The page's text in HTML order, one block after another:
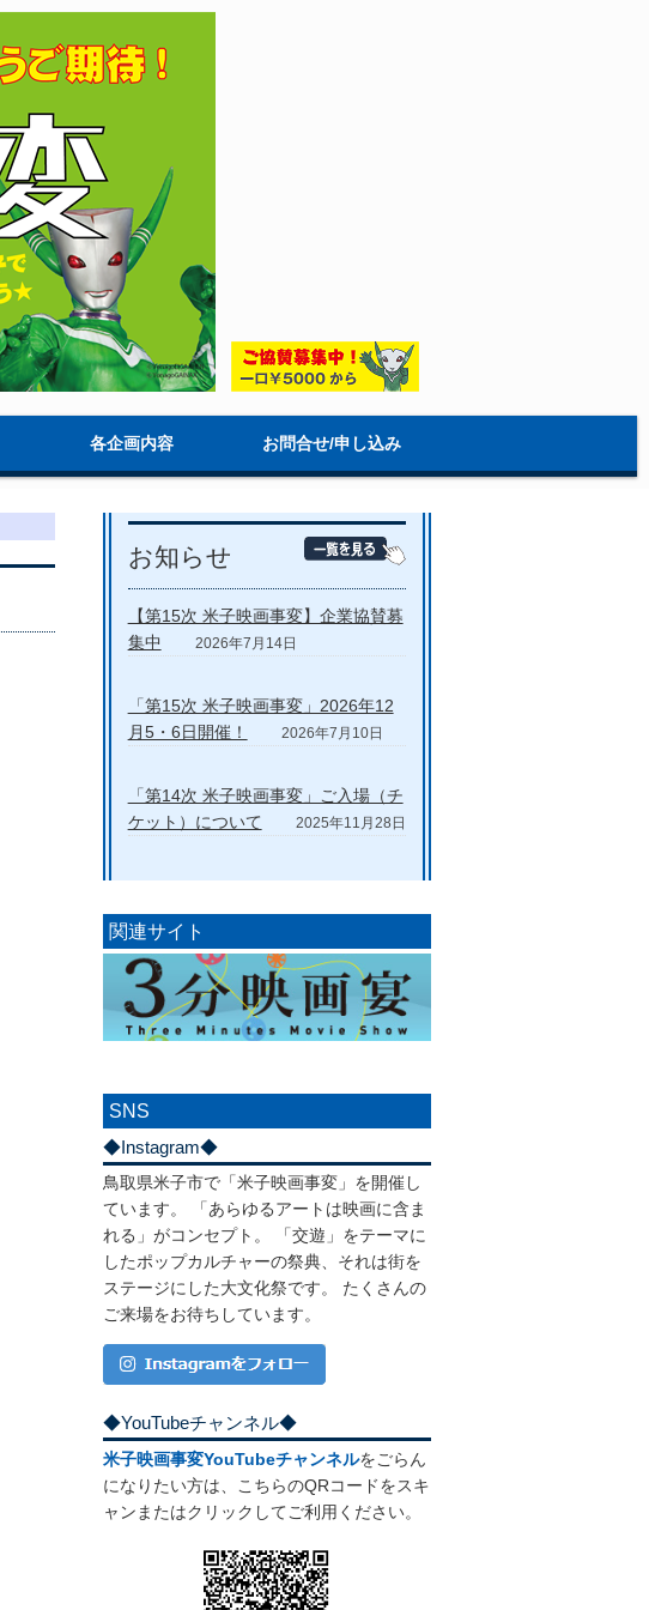
各企画内容 お問合せ/申し込み
お知らせ
【第15次 米子映画事変】企業協賛募
集中
2026年7月14日
「第15次 米子映画事変」2026年12
月5・6日開催！
2026年7月10日
「第14次 米子映画事変」ご入場（チ
ケット）について
2025年11月28日
関連サイト
SNS
◆Instagram◆
鳥取県米子市で「米子映画事変」を開催し
ています。 「あらゆるアートは映画に含ま
れる」がコンセプト。 「交遊」をテーマに
したポップカルチャーの祭典、それは街を
ステージにした大文化祭です。 たくさんの
ご来場をお待ちしています。
◆YouTubeチャンネル◆
米子映画事変YouTubeチャンネルをごらん
になりたい方は、こちらのQRコードをスキ
ャンまたはクリックしてご利用ください。